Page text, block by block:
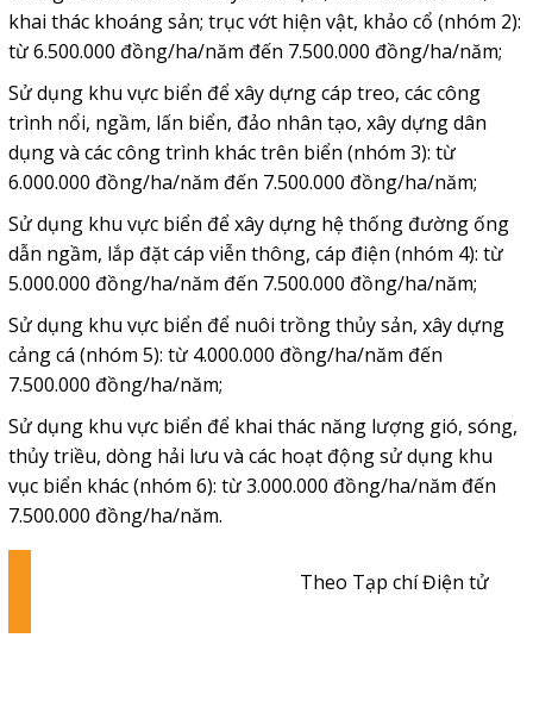
khai thác khoáng sản; trục vớt hiện vật, khảo cổ (nhóm 2):
từ 6.500.000 đồng/ha/năm đến 7.500.000 đồng/ha/năm;
Sử dụng khu vực biển để xây dựng cáp treo, các công
trình nổi, ngầm, lấn biển, đảo nhân tạo, xây dựng dân
dụng và các công trình khác trên biển (nhóm 3): từ
6.000.000 đồng/ha/năm đến 7.500.000 đồng/ha/năm;
Sử dụng khu vực biển để xây dựng hệ thống đường ống
dẫn ngầm, lắp đặt cáp viễn thông, cáp điện (nhóm 4): từ
5.000.000 đồng/ha/năm đến 7.500.000 đồng/ha/năm;
Sử dụng khu vực biển để nuôi trồng thủy sản, xây dựng
cảng cá (nhóm 5): từ 4.000.000 đồng/ha/năm đến
7.500.000 đồng/ha/năm;
Sử dụng khu vực biển để khai thác năng lượng gió, sóng,
thủy triều, dòng hải lưu và các hoạt động sử dụng khu
vục biển khác (nhóm 6): từ 3.000.000 đồng/ha/năm đến
7.500.000 đồng/ha/năm.
Theo Tạp chí Điện tử